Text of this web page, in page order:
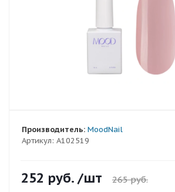
Артикул: A102519
Производитель: MoodNail
252 руб. /шт 265руб.